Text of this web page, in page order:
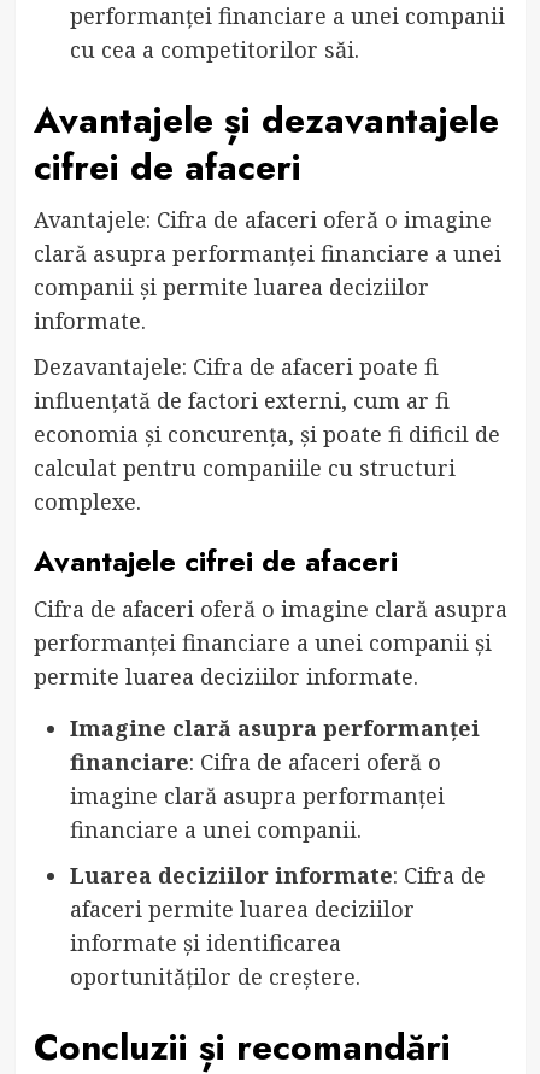
performanței financiare a unei companii
cu cea a competitorilor săi.
Avantajele și dezavantajele
cifrei de afaceri
Avantajele: Cifra de afaceri oferă o imagine
clară asupra performanței financiare a unei
companii și permite luarea deciziilor
informate.
Dezavantajele: Cifra de afaceri poate fi
influențată de factori externi, cum ar fi
economia și concurența, și poate fi dificil de
calculat pentru companiile cu structuri
complexe.
Avantajele cifrei de afaceri
Cifra de afaceri oferă o imagine clară asupra
performanței financiare a unei companii și
permite luarea deciziilor informate.
Imagine clară asupra performanței
financiare: Cifra de afaceri oferă o
imagine clară asupra performanței
financiare a unei companii.
Luarea deciziilor informate: Cifra de
afaceri permite luarea deciziilor
informate și identificarea
oportunităților de creștere.
Concluzii și recomandări